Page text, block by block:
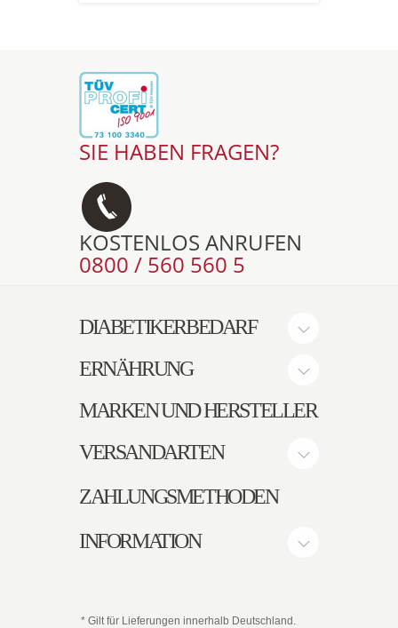
SIE HABEN FRAGEN?
KOSTENLOS ANRUFEN
0800 / 560 560 5
DIABETIKERBEDARF
ERNÄHRUNG
MARKEN UND HERSTELLER
VERSANDARTEN
ZAHLUNGSMETHODEN
INFORMATION
* Gilt für Lieferungen innerhalb Deutschland.